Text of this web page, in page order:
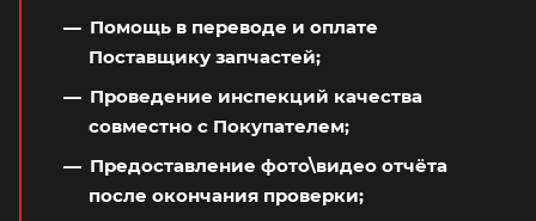
Помощь в переводе и оплате
Поставщику запчастей;
Проведение инспекций качества
совместно с Покупателем;
Предоставление фото\видео отчёта
после окончания проверки;